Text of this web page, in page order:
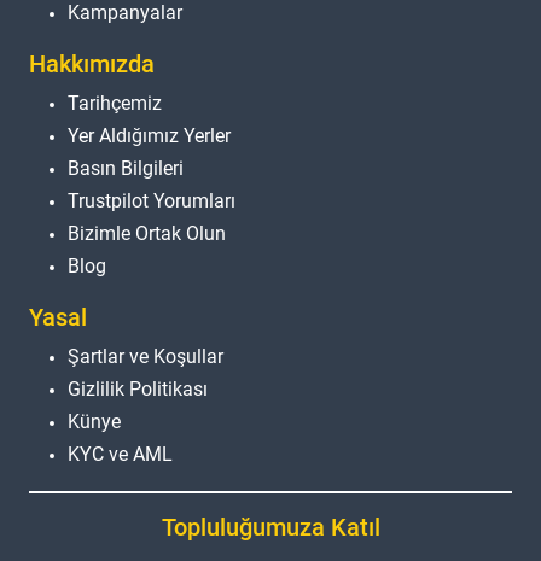
Kampanyalar
Hakkımızda
Tarihçemiz
Yer Aldığımız Yerler
Basın Bilgileri
Trustpilot Yorumları
Bizimle Ortak Olun
Blog
Yasal
Şartlar ve Koşullar
Gizlilik Politikası
Künye
KYC ve AML
Topluluğumuza Katıl